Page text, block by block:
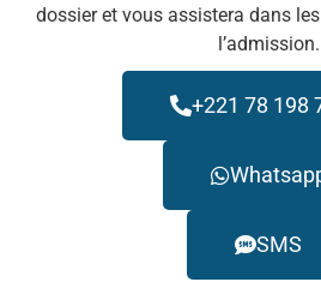
dossier et vous assistera dans
l’admission.
+221 78 198
SMS